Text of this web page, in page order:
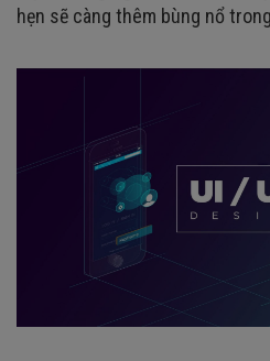
hẹn sẽ càng thêm bùng nổ